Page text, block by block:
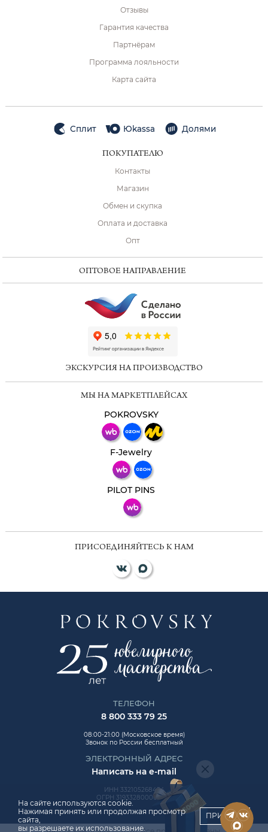
Отзывы
Гарантия качества
Партнёрам
Программа лояльности
Карта сайта
Сплит Юkassa Долями
ПОКУПАТЕЛЮ
Контакты
Магазин
Обмен и скупка
Оплата и доставка
Опт
ОПТОВОЕ НАПРАВЛЕНИЕ
ЭКСКУРСИЯ НА ПРОИЗВОДСТВО
МЫ НА МАРКЕТПЛЕЙСАХ
POKROVSKY
F-Jewelry
PILOT PINS
ПРИСОЕДИНЯЙТЕСЬ К НАМ
ТЕЛЕФОН
8 800 333 79 25
08:00-21:00 (Московское время)
Звонок по России бесплатный
ЭЛЕКТРОННЫЙ АДРЕС
Написать на e-mail
ИНН 332105268454
ОГРН 319332800006992
На сайте используются cookie.
Нажимая принять или продолжая просмотр
сайта,
вы разрешаете их использование.
ПРИНЯТЬ